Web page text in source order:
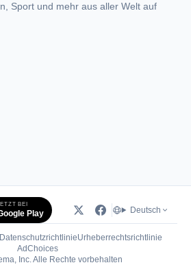
Sport und mehr aus aller Welt auf
BEI
Play Deutsch
DatenschutzrichtlinieUrheberrechtsrichtlinie
AdChoices(öffnet in neuem Tab)
Inc. Alle Rechte vorbehalten